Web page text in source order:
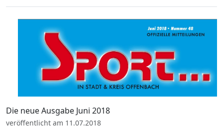
Die neue Ausgabe Juni 2018
veröffentlicht am 11.07.2018